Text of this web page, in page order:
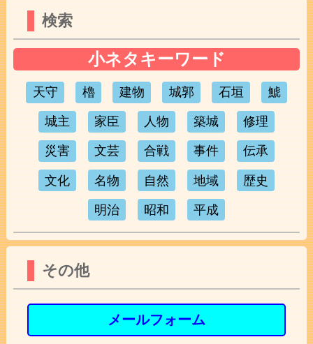
検索
小ネタキーワード
天守 櫓 建物 城郭 石垣 鯱
城主 家臣 人物 築城 修理
災害 文芸 合戦 事件 伝承
文化 名物 自然 地域 歴史
明治 昭和 平成
その他
メールフォーム